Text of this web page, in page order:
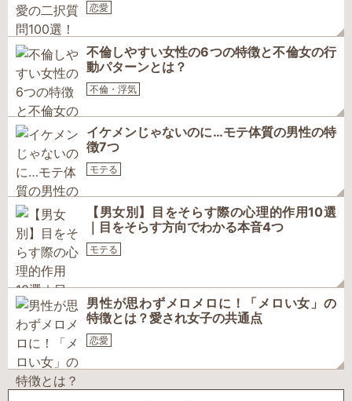
恋愛
不倫しやすい女性の6つの特徴と不倫女の行
動パターンとは？
不倫・浮気
イケメンじゃないのに…モテ体質の男性の特
徴7つ
モテる
【男女別】目をそらす際の心理的作用10選
｜目をそらす方向でわかる本音4つ
モテる
男性が思わずメロメロに！「メロい女」の
特徴とは？愛され女子の共通点
恋愛